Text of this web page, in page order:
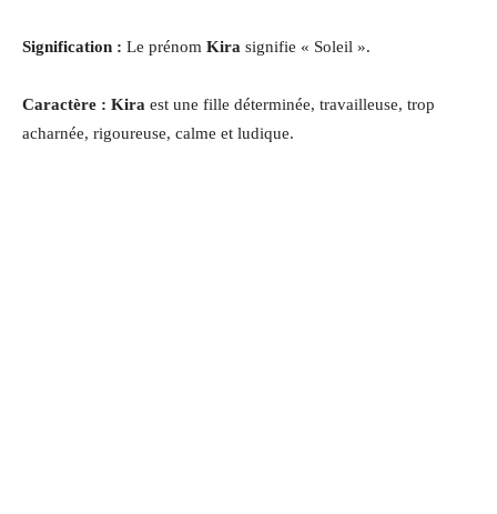
Signification : Le prénom Kira signifie « Soleil ».
Caractère : Kira est une fille déterminée, travailleuse, trop
acharnée, rigoureuse, calme et ludique.